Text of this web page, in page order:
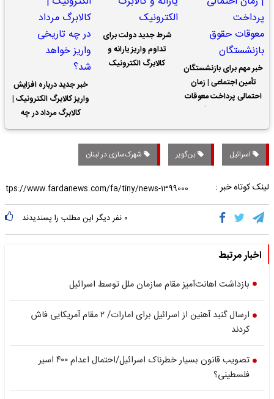
خبر مهم برای بازنشستگان
تأمین اجتماعی | زمان
احتمالی پرداخت معوقات
شرط جدید دولت برای
تداوم واریز یارانه و
کالابرگ الکترونیک
خبر جدید درباره افزایش
واریز کالابرگ الکترونیک |
کالابرگ مرداد در چه
تاریخی واریز خواهد شد؟
اسرائیل بن‌گویر شهرک‌سازی در لبنان
لینک کوتاه خبر :
۰ نفر دیگر این مطلب را پسندیدند
اخبار مرتبط
بازداشت اهانت‌آمیز مقام سازمان‌ ملل توسط اسرائیل
ارسال گنبد آهنین از اسرائیل برای امارات/ ۲ مقام آمریکایی فاش
کردند
تصویب قانون بسیار خطرناک اسرائیل/احتمال اعدام ۴۰۰ اسیر
فلسطینی؟